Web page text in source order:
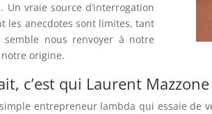
Un vraie source d’interrogation
les anecdotes sont limites, tant
nous renvoyer à notre
origine.
c’est qui Laurent Mazzone
entrepreneur lambda qui essaie